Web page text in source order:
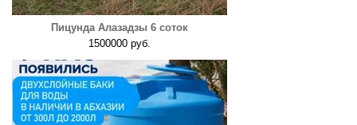
Пицунда Алазадзы 6 соток
1500000 руб.